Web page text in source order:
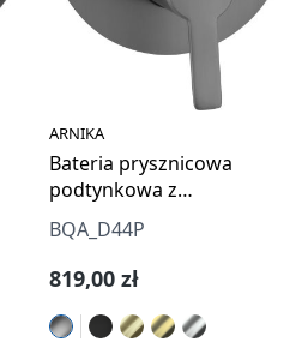
ARNIKA
Bateria prysznicowa
podtynkowa z
przełącznikiem natrysku
BQA_D44P
Cena regularna:
819,00 zł